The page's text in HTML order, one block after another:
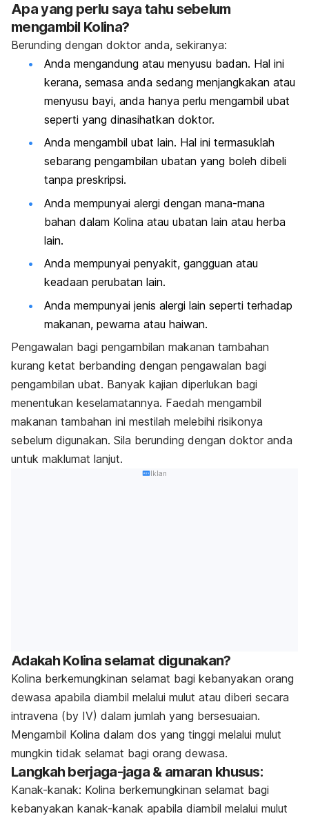
Apa yang perlu saya tahu sebelum
mengambil Kolina?
Berunding dengan doktor anda, sekiranya:
Anda mengandung atau menyusu badan. Hal ini
kerana, semasa anda sedang menjangkakan atau
menyusu bayi, anda hanya perlu mengambil ubat
seperti yang dinasihatkan doktor.
Anda mengambil ubat lain. Hal ini termasuklah
sebarang pengambilan ubatan yang boleh dibeli
tanpa preskripsi.
Anda mempunyai alergi dengan mana-mana
bahan dalam Kolina atau ubatan lain atau herba
lain.
Anda mempunyai penyakit, gangguan atau
keadaan perubatan lain.
Anda mempunyai jenis alergi lain seperti terhadap
makanan, pewarna atau haiwan.
Pengawalan bagi pengambilan makanan tambahan
kurang ketat berbanding dengan pengawalan bagi
pengambilan ubat. Banyak kajian diperlukan bagi
menentukan keselamatannya. Faedah mengambil
makanan tambahan ini mestilah melebihi risikonya
sebelum digunakan. Sila berunding dengan doktor anda
untuk maklumat lanjut.
Iklan
Adakah Kolina selamat digunakan?
Kolina berkemungkinan selamat bagi kebanyakan orang
dewasa apabila diambil melalui mulut atau diberi secara
intravena (by IV) dalam jumlah yang bersesuaian.
Mengambil Kolina dalam dos yang tinggi melalui mulut
mungkin tidak selamat bagi orang dewasa.
Langkah berjaga-jaga & amaran khusus:
Kanak-kanak: Kolina berkemungkinan selamat bagi
kebanyakan kanak-kanak apabila diambil melalui mulut